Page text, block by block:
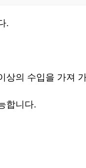
.
상의 수입을 가져
합니다.